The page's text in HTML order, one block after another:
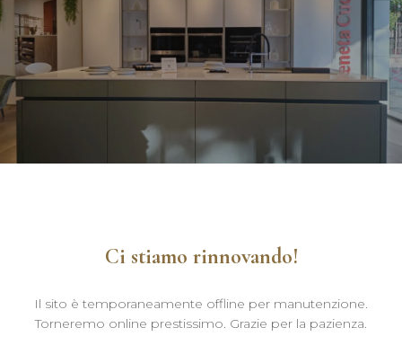
Ci stiamo rinnovando!
Il sito è temporaneamente offline per manutenzione.
Torneremo online prestissimo. Grazie per la pazienza.